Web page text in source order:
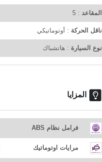
المقاعد : 5
ناقل الحركة : أوتوماتيكي
نوع السيارة : هاتشباك
المزايا
فرامل نظام ABS
مرايات اوتوماتيك